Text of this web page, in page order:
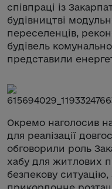
співпраці із
будівництві
переселенців,
будівель
представили
Окремо наголосив
для реалізації
обговорили роль
хабу для житлових
безпекову ситуацію,